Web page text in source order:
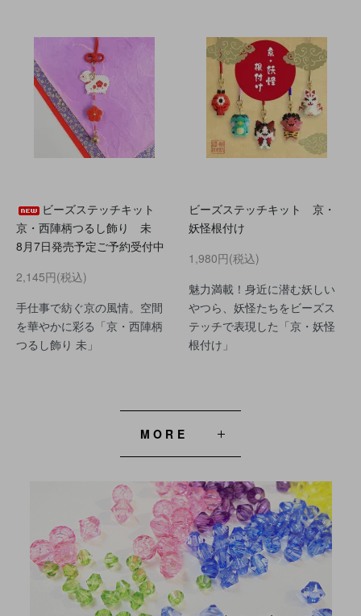
ビーズステッチキット
京・西陣柄つるし飾り 未
8月7日発売予定ご予約受付中
2,145円(税込)
手仕事で紡ぐ京の風情。空間
を華やかに彩る「京・西陣柄
つるし飾り 未」
ビーズステッチキット 京・
妖怪根付け
1,980円(税込)
魅力満載！身近に潜む妖しい
やつら、妖怪たちをビーズス
テッチで表現した「京・妖怪
根付け」
MORE